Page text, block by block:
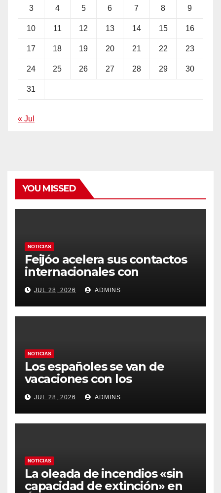
3 4 5 6 7 8 9
10 11 12 13 14 15 16
17 18 19 20 21 22 23
24 25 26 27 28 29 30
31
« Jul
YOU MISSED
NOTICIAS
Feijóo acelera sus contactos
internacionales con
Latinoamérica como socio
prioritario en su agenda de
gobierno
JUL 28, 2026 ADMINS
NOTICIAS
Los españoles se van de
vacaciones con los
carburantes hasta un 21%
más caros que el año pasado
y los hoteles disparados
JUL 28, 2026 ADMINS
NOTICIAS
La oleada de incendios «sin
capacidad de extinción» en